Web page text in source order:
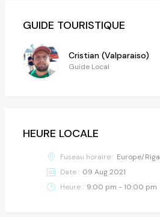
GUIDE TOURISTIQUE
Cristian (Valparaiso)
Guide Local
HEURE LOCALE
Fuseau horaire : Europe/Riga
Date : 09 Aug 2021
Heure : 9:00 pm - 10:00 pm